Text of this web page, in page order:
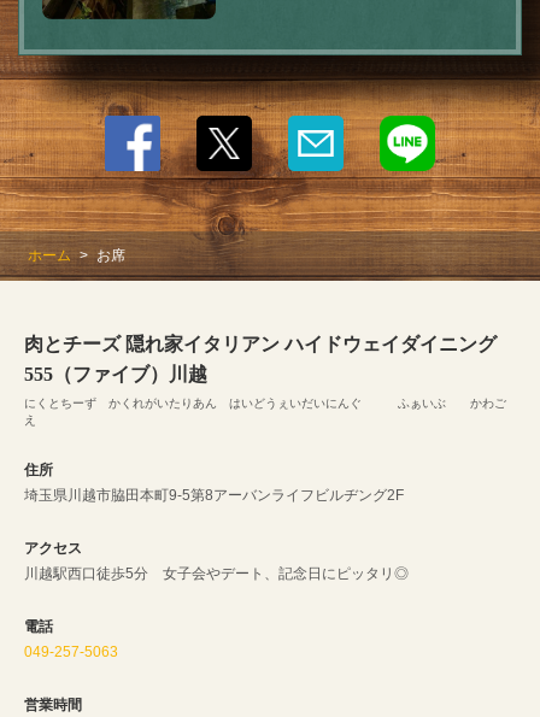
ホーム お席
肉とチーズ 隠れ家イタリアン ハイドウェイダイニング
555（ファイブ）川越
にくとちーず かくれがいたりあん はいどうぇいだいにんぐ ふぁいぶ かわご
え
住所
埼玉県川越市脇田本町9-5第8アーバンライフビルヂング2F
アクセス
川越駅西口徒歩5分 女子会やデート、記念日にピッタリ◎
電話
049-257-5063
営業時間